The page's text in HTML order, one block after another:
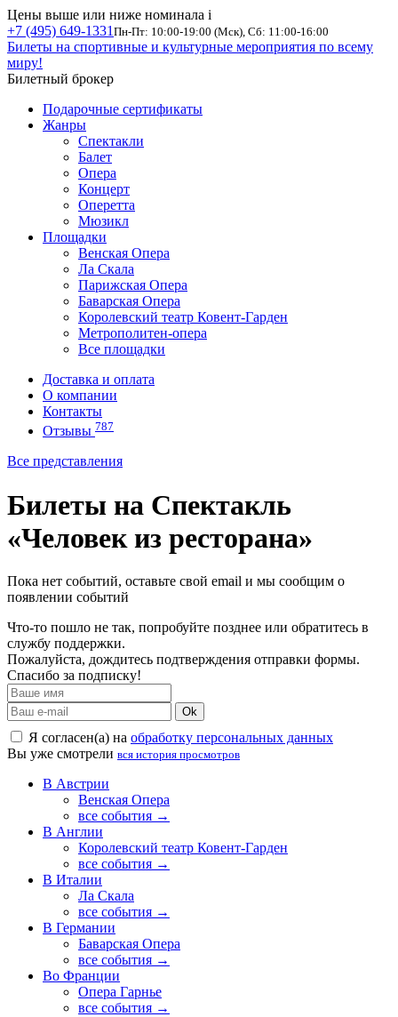
Цены выше или ниже номинала i
+7 (495) 649-1331 Пн-Пт: 10:00-19:00 (Мск), Сб: 11:00-16:00
Билеты на спортивные и культурные мероприятия по всему
миру!
Билетный брокер
Подарочные сертификаты
Жанры
Спектакли
Балет
Опера
Концерт
Оперетта
Мюзикл
Площадки
Венская Опера
Ла Скала
Парижская Опера
Баварская Опера
Королевский театр Ковент-Гарден
Метрополитен-опера
Все площадки
Доставка и оплата
О компании
Контакты
Отзывы 787
Все представления
Билеты на Спектакль
«Человек из ресторана»
Пока нет событий, оставьте свой email и мы сообщим о
появлении событий
Что-то пошло не так, попробуйте позднее или обратитесь в
службу поддержки.
Пожалуйста, дождитесь подтверждения отправки формы.
Спасибо за подписку!
Ok
Я согласен(а) на обработку персональных данных
Вы уже смотрели вся история просмотров
В Австрии
Венская Опера
все события →
В Англии
Королевский театр Ковент-Гарден
все события →
В Италии
Ла Скала
все события →
В Германии
Баварская Опера
все события →
Во Франции
Опера Гарнье
все события →